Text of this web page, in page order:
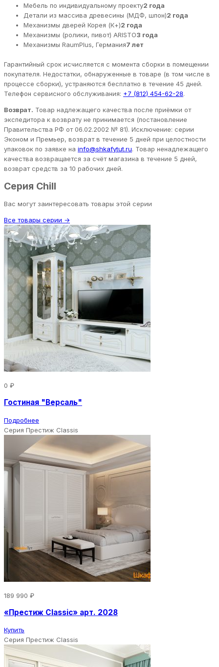
Мебель по индивидуальному проекту2 года
Детали из массива древесины (МДФ, шпон)2 года
Механизмы дверей Корея (К+)2 года
Механизмы (ролики, пивот) ARISTO3 года
Механизмы RaumPlus, Германия7 лет
Гарантийный срок исчисляется с момента сборки в помещении
покупателя. Недостатки, обнаруженные в товаре (в том числе в
процессе сборки), устраняются бесплатно в течение 45 дней.
Телефон сервисного обслуживания: +7 (812) 454-62-28.
Возврат. Товар надлежащего качества после приёмки от
экспедитора к возврату не принимается (постановление
Правительства РФ от 06.02.2002 № 81). Исключение: серии
Эконом и Премьер, возврат в течение 5 дней при целостности
упаковок по заявке на info@shkafytut.ru. Товар ненадлежащего
качества возвращается за счёт магазина в течение 5 дней,
возврат средств за 10 рабочих дней.
Серия Chill
Вас могут заинтересовать товары этой серии
Все товары серии →
0 ₽
Гостиная "Версаль"
Подробнее
Серия Престиж Classis
189 990 ₽
«Престиж Classic» арт. 2028
Купить
Серия Престиж Classis